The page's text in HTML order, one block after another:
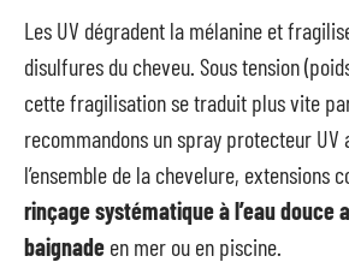
Les UV dégradent la mélanine et
disulfures du cheveu. Sous tension
cette fragilisation se traduit plus vite
recommandons un spray protecteur UV
l’ensemble de la chevelure, extensions
rinçage systématique à l’eau douce
baignade en mer ou en piscine.